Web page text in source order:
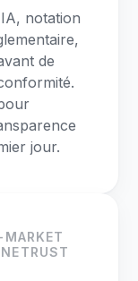
notation
de
jour.